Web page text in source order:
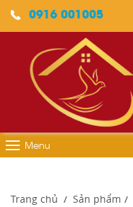
0916 001005
Menu
Trang chủ / Sản phẩm /